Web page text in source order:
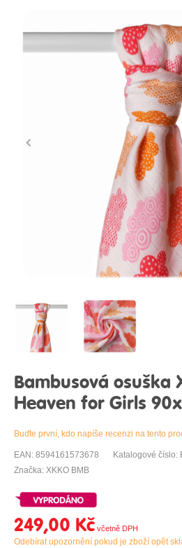
Bambusová osuška
Heaven for Girls
Buďte první, kdo napíše recenzi na tento
EAN: 8594161573678
Katalogové číslo:
Značka: XKKO BMB
249,00 Kč
Odebírat upozornění pokud je zboží opět